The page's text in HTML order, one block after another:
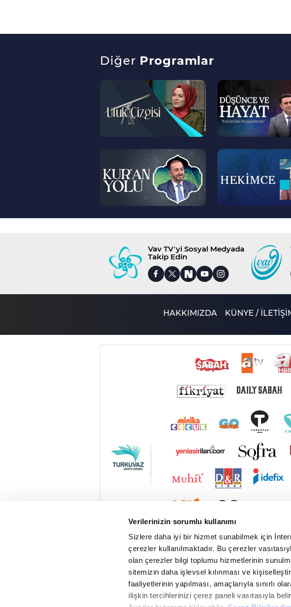
Verilerinizin sorumlu kullanımı
Sizlere daha iyi bir hizmet sunabilmek için
çerezler kullanılmaktadır. Bu çerezler
olan çerezler bilgi toplumu hizmetlerinin
sitemizin daha işlevsel kılınması ve
faaliyetlerinin yapılması, amaçlarıyla sınırlı
ilişkin tercihlerinizi çerez paneli vasıtasıyla
Diğer Programlar
--
>
Vav TV’yi Sosyal Medyada
Takip Edin
HAKKIMIZDA KÜNYE /